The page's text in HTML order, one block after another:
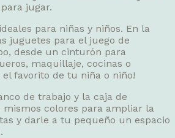
jugar.
para niñas y niños. En la
juguetes para el juego de
desde un cinturón para
maquillaje, cocinas o
el favorito de tu niña o niño!
de trabajo y la caja de
mismos colores para ampliar la
y darle a tu pequeño un espacio